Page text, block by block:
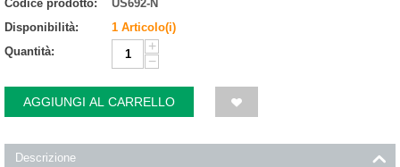
Codice prodotto:
US692-N
Disponibilità:
1 Articolo(i)
Quantità:
+
−
AGGIUNGI AL CARRELLO
Descrizione